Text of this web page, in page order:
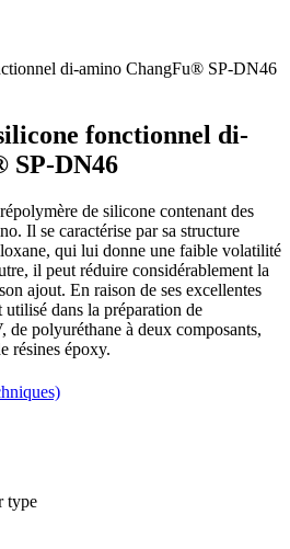
di-amino ChangFu® SP-DN46
fonctionnel di-
SP-DN46
de silicone contenant des
Il se caractérise par sa structure
qui lui donne une faible volatilité
il peut réduire considérablement la
ajout. En raison de ses excellentes
dans la préparation de
de polyuréthane à deux composants,
résines époxy.
type